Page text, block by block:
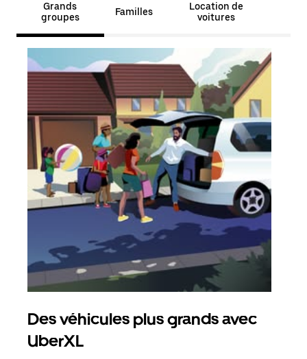
Grands
groupes
Familles
Location de
voitures
Des véhicules plus grands avec
UberXL